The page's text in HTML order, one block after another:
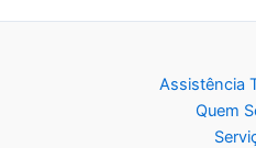
Assistência
Quem